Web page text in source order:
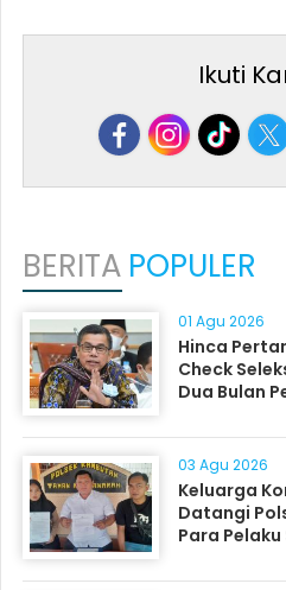
Ikuti
BERITA POPULER
01 Agu 2026
Hinca
Check
Dua Bulan
03 Agu 2026
Keluarga
Datangi
Para